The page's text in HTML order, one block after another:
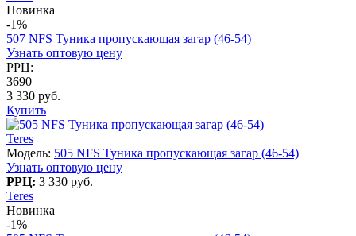
Новинка
-1%
507 NFS Туника пропускающая загар (46-54)
Узнать оптовую цену
РРЦ:
3690
3 330 руб.
Купить
Teres
Модель: 505 NFS Туника пропускающая загар (46-54)
Узнать оптовую цену
РРЦ: 3 330 руб.
Teres
Новинка
-1%